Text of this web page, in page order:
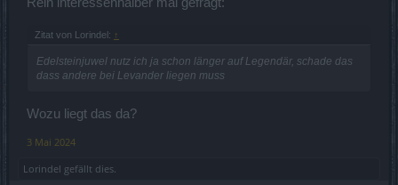
Zitat von Lorindel: ↑
Edelsteinjuwel nutz ich ja schon länger auf Legendär, schade das
dass andere bei Levander liegen muss
Wozu liegt das da?
3 Mai 2024
Lorindel gefällt dies.